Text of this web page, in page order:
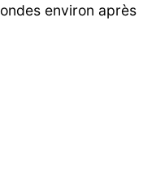
environ après